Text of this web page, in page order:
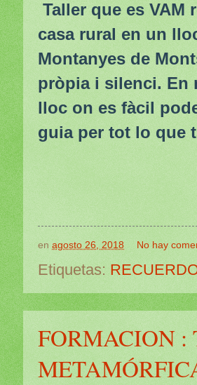
Taller que es VAM
casa rural en un
Montanyes de
pròpia i silenci. En
lloc on es fàcil
guia per tot lo que
en agosto 26, 2018 No hay
Etiquetas:
FORMACION